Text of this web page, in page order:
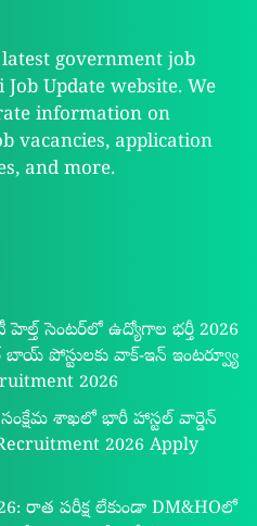
government job
Update website. We
information on
vacancies, application
and more.
హెల్త్ సెంటర్‌లో ఉద్యోగాల భర్తీ 2026
బాయ్ పోస్టులకు వాక్-ఇన్ ఇంటర్వ్యూ
2026
శాఖలో భారీ హాస్టల్ వార్డెన్
2026 Apply
రాత పరీక్ష లేకుండా DM&HOలో